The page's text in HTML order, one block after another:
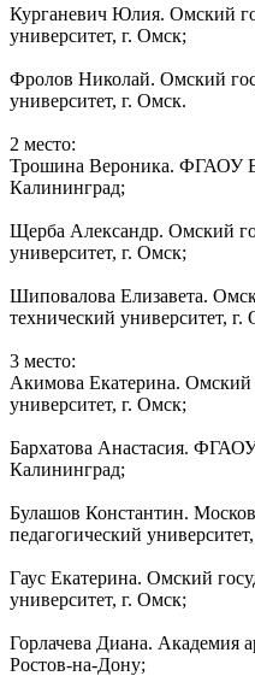
Курганевич Юлия. Омский
университет, г. Омск;
Фролов Николай. Омский
университет, г. Омск.
2 место:
Трошина Вероника. ФГАОУ
Калининград;
Щерба Александр. Омский
университет, г. Омск;
Шиповалова Елизавета.
технический университет, г.
3 место:
Акимова Екатерина. Омский
университет, г. Омск;
Бархатова Анастасия.
Калининград;
Булашов Константин.
педагогический
Гаус Екатерина. Омский
университет, г. Омск;
Горлачева Диана. Академия
Ростов-на-Дону;